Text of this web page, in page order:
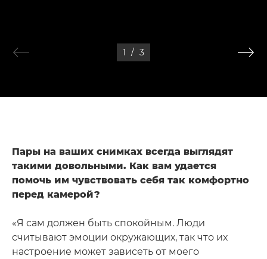
1 / 3
Пары на ваших снимках всегда выглядят
такими довольными. Как вам удается
помочь им чувствовать себя так комфортно
перед камерой?
«Я сам должен быть спокойным. Люди
считывают эмоции окружающих, так что их
настроение может зависеть от моего